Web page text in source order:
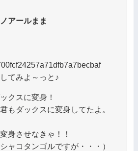
アールまま
てみよ～っと♪
クスに変身！
もダックスに変身してたよ。
身させなきゃ！！
ャコタンゴルですが・・・）